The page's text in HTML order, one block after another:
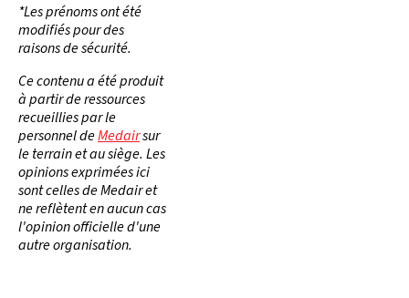
*Les prénoms ont été
modifiés pour des
raisons de sécurité.
Ce contenu a été produit
à partir de ressources
recueillies par le
personnel deMedairsur
le terrain et au siège. Les
opinions exprimées ici
sont celles de Medair et
ne reflètent en aucun cas
l'opinion officielle d'une
autre organisation.